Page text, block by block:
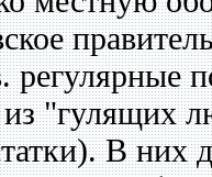
регулярные
из "гулящих
В них